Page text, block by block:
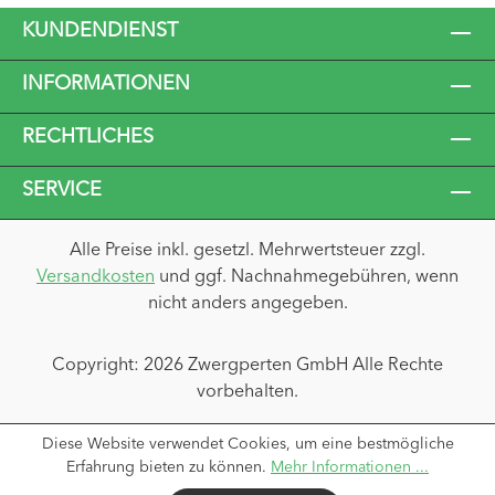
KUNDENDIENST
INFORMATIONEN
RECHTLICHES
SERVICE
Alle Preise inkl. gesetzl. Mehrwertsteuer zzgl.
Versandkosten und ggf. Nachnahmegebühren, wenn
nicht anders angegeben.
Copyright: 2026 Zwergperten GmbH Alle Rechte
vorbehalten.
Diese Website verwendet Cookies, um eine bestmögliche
Erfahrung bieten zu können. Mehr Informationen ...